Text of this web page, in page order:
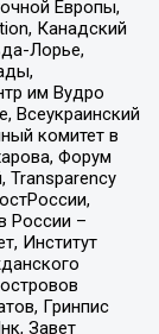
Европы,
Канадский
Лорье,
им Вудро
Всеукраинский
комитет в
Форум
Transparеncy
России –
Институт
Гринпис
Завет